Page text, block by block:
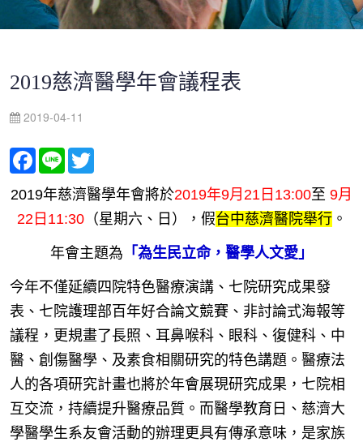
2019慈濟醫學年會議程表
2019-04-11
Facebook
Line
2019年慈濟醫學年會將於2019年9月21日13:00至9月
22日11:30（星期六、日），假台中慈濟醫院舉行。
年會主題為 「為生民立命，醫學人文愛」
今年不僅延續四院特色醫療演講、七院研究成果發
表、七院護理部百年好合論文競賽、非討論式海報等
議程，更規畫了長照、耳鼻喉科、眼科、復健科、中
醫、創傷醫學、及素食相關研究的特色講題。醫療法
人的各項研究計畫也將於年會展現研究成果，七院相
互交流，持續提升醫療品質。而醫學教育日、慈濟大
學醫學生系友會活動的辦理更具有傳承意味，是家族